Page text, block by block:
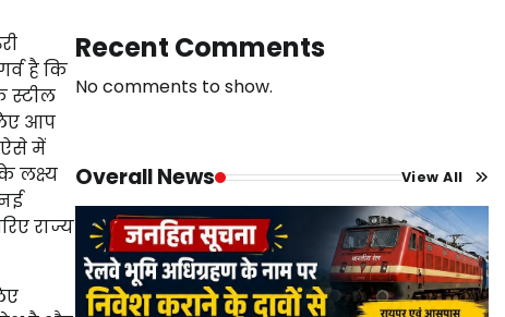
है कि
स्टील
आप
ऐसे में
लक्ष्य
राज्य
Recent Comments
No comments to show.
Overall News View All